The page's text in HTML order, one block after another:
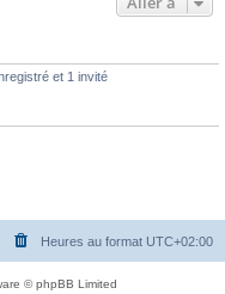
et 1 invité
Heures au format UTC+02:00
© phpBB Limited